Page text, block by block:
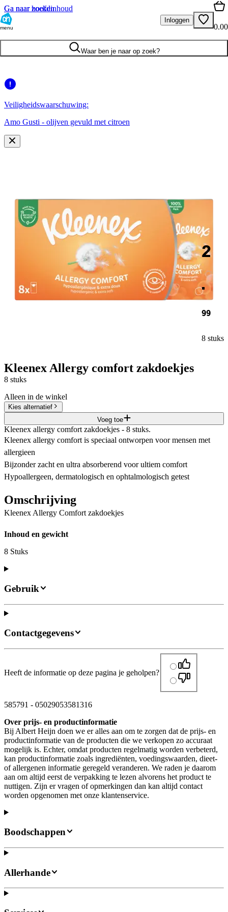
Ga naar hoofdinhoud
Ga naar zoeken
menu
Inloggen
0.00
Waar ben je naar op zoek?
Veiligheidswaarschuwing:
Amo Gusti - olijven gevuld met citroen
2
.
99
8 stuks
Kleenex Allergy comfort zakdoekjes
8 stuks
Alleen in de winkel
Kies alternatief
Voeg toe
Kleenex allergy comfort zakdoekjes - 8 stuks.
Kleenex allergy comfort is speciaal ontworpen voor mensen met
allergieen
Bijzonder zacht en ultra absorberend voor ultiem comfort
Hypoallergeen, dermatologisch en ophtalmologisch getest
Omschrijving
Kleenex Allergy Comfort zakdoekjes
Inhoud en gewicht
8 Stuks
Gebruik
Contactgegevens
Heeft de informatie op deze pagina je geholpen?
585791 - 05029053581316
Over prijs- en productinformatie
Bij Albert Heijn doen we er alles aan om te zorgen dat de prijs- en
productinformatie van de producten die we verkopen zo accuraat
mogelijk is. Echter, omdat producten regelmatig worden verbeterd,
kan productinformatie zoals ingrediënten, voedingswaarden, dieet-
of allergenen informatie geregeld veranderen. We raden je daarom
aan om altijd eerst de verpakking te lezen alvorens het product te
nuttigen. Zijn er vragen of opmerkingen dan kan altijd contact
worden opgenomen met onze klantenservice.
Boodschappen
Allerhande